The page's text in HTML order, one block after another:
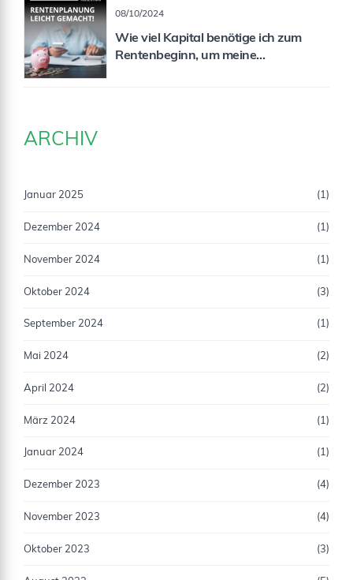
08/10/2024
Wie viel Kapital benötige ich zum
Rentenbeginn, um meine
ARCHIV
Januar 2025 (1)
Dezember 2024 (1)
November 2024 (1)
Oktober 2024 (3)
September 2024 (1)
Mai 2024 (2)
April 2024 (2)
März 2024 (1)
Januar 2024 (1)
Dezember 2023 (4)
November 2023 (4)
Oktober 2023 (3)